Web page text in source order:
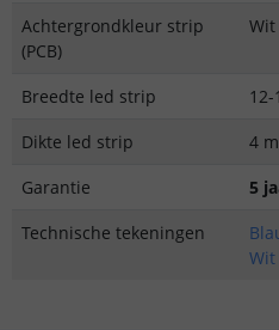
Achtergrondkleur strip
(PCB)
Wit
Breedte led strip
Dikte led strip
4
Garantie
5
Technische tekeningen
Wit